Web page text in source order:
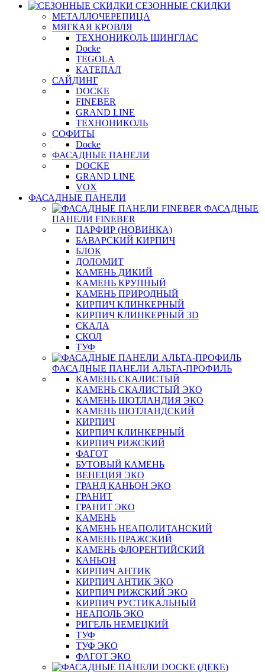
СЕЗОННЫЕ СКИДКИ
МЕТАЛЛОЧЕРЕПИЦА
МЯГКАЯ КРОВЛЯ
ТЕХНОНИКОЛЬ ШИНГЛАС
Docke
TEGOLA
КАТЕПАЛ
САЙДИНГ
DOCKE
FINEBER
GRAND LINE
ТЕХНОНИКОЛЬ
СОФИТЫ
Docke
ФАСАДНЫЕ ПАНЕЛИ
DOCKE
GRAND LINE
VOX
ФАСАДНЫЕ ПАНЕЛИ
ФАСАДНЫЕ
ПАНЕЛИ FINEBER
ПАРФИР (НОВИНКА)
БАВАРСКИЙ КИРПИЧ
БЛОК
ДОЛОМИТ
КАМЕНЬ ДИКИЙ
КАМЕНЬ КРУПНЫЙ
КАМЕНЬ ПРИРОДНЫЙ
КИРПИЧ КЛИНКЕРНЫЙ
КИРПИЧ КЛИНКЕРНЫЙ 3D
СКАЛА
СКОЛ
ТУФ
ФАСАДНЫЕ ПАНЕЛИ АЛЬТА-ПРОФИЛЬ
КАМЕНЬ СКАЛИСТЫЙ
КАМЕНЬ СКАЛИСТЫЙ ЭКО
КАМЕНЬ ШОТЛАНДИЯ ЭКО
КАМЕНЬ ШОТЛАНДСКИЙ
КИРПИЧ
КИРПИЧ КЛИНКЕРНЫЙ
КИРПИЧ РИЖСКИЙ
ФАГОТ
БУТОВЫЙ КАМЕНЬ
ВЕНЕЦИЯ ЭКО
ГРАНД КАНЬОН ЭКО
ГРАНИТ
ГРАНИТ ЭКО
КАМЕНЬ
КАМЕНЬ НЕАПОЛИТАНСКИЙ
КАМЕНЬ ПРАЖСКИЙ
КАМЕНЬ ФЛОРЕНТИЙСКИЙ
КАНЬОН
КИРПИЧ АНТИК
КИРПИЧ АНТИК ЭКО
КИРПИЧ РИЖСКИЙ ЭКО
КИРПИЧ РУСТИКАЛЬНЫЙ
НЕАПОЛЬ ЭКО
РИГЕЛЬ НЕМЕЦКИЙ
ТУФ
ТУФ ЭКО
ФАГОТ ЭКО